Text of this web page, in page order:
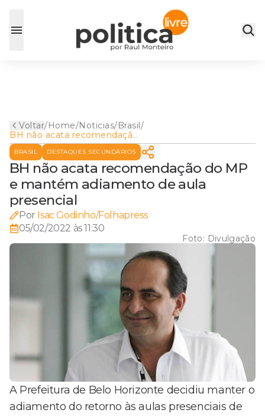
Voltar/Home/Noticias/Brasil/
BH não acata recomendação
do MP e mantém adiamento
de aula presencial
BRASIL DESTAQUES SECUNDÁRIOS
BH não acata recomendação do MP
e mantém adiamento de aula
presencial
Por Isac Godinho/Folhapress
05/02/2022 às 11:30
Foto: Divulgação
A Prefeitura de Belo Horizonte decidiu manter o
adiamento do retorno às aulas presenciais de